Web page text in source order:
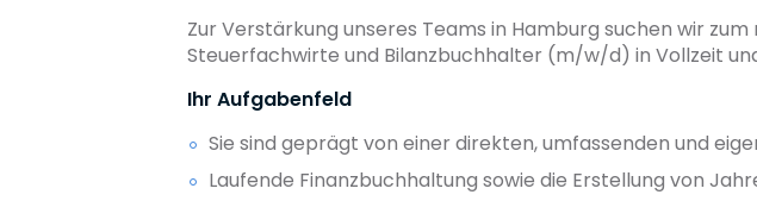
Zur Verstärkung unseres Teams in Hamburg suchen wir
Steuerfachwirte und Bilanzbuchhalter (m/w/d) in Vollzeit
Ihr Aufgabenfeld
Sie sind geprägt von einer direkten, umfassenden und
Laufende Finanzbuchhaltung sowie die Erstellung von